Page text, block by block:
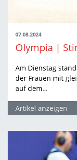
07.08.2024
Am Dienstag
der Frauen mit
auf dem…
Artikel anzeigen